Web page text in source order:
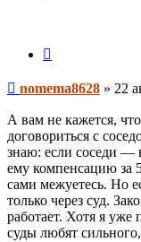
Сообщение
nomema8628 » 22
А вам не кажется,
договориться с
знаю: если соседи
ему компенсацию за
сами межуетесь. Но
только через суд.
работает. Хотя я
суды любят